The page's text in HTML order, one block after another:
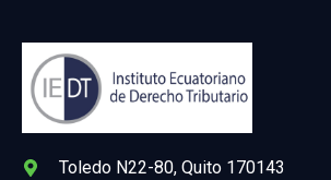
Toledo N22-80, Quito 170143